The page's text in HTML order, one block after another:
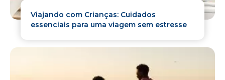
Viajando com Crianças: Cuidados
essenciais para uma viagem sem estresse